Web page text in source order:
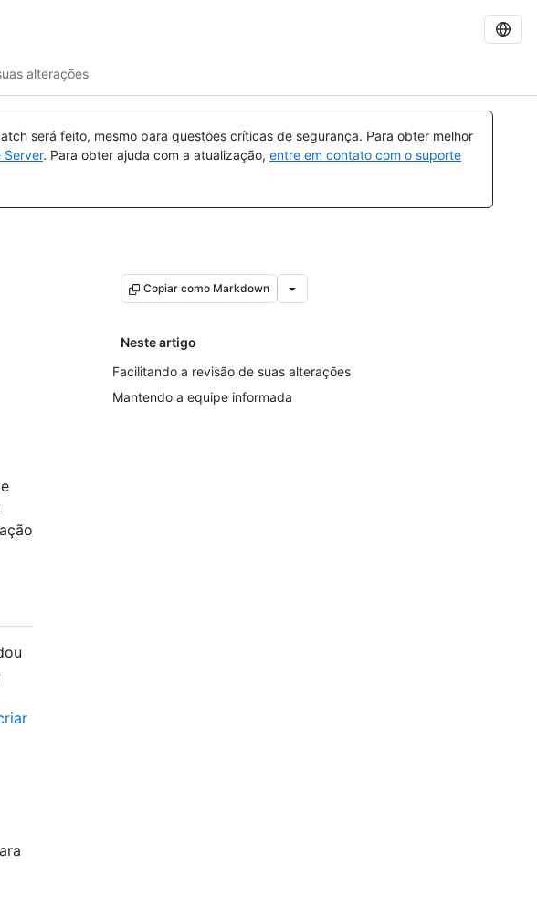
alterações
será feito, mesmo para questões críticas de segurança. Para obter melhor
Server. Para obter ajuda com a atualização, entre em contato com o suporte
Copiar como Markdown
Neste artigo
Facilitando a revisão de suas alterações
Mantendo a equipe informada